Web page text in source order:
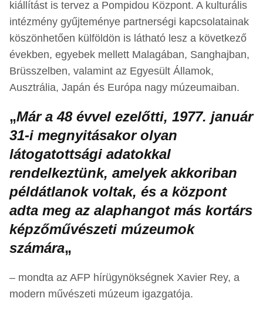
kiállítást is tervez a Pompidou Központ. A kulturális
intézmény gyűjteménye partnerségi kapcsolatainak
köszönhetően külföldön is látható lesz a következő
években, egyebek mellett Malagában, Sanghajban,
Brüsszelben, valamint az Egyesült Államok,
Ausztrália, Japán és Európa nagy múzeumaiban.
„Már a 48 évvel ezelőtti, 1977. január
31-i megnyitásakor olyan
látogatottsági adatokkal
rendelkeztünk, amelyek akkoriban
példátlanok voltak, és a központ
adta meg az alaphangot más kortárs
képzőművészeti múzeumok
számára„
– mondta az AFP hírügynökségnek Xavier Rey, a
modern művészeti múzeum igazgatója.